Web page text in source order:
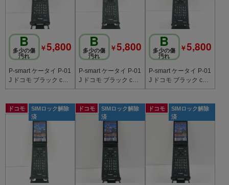
B
多少の傷
汚れ
￥5,800
P-smart ケータイ P-01
J ドコモ ブラック c20
793
B
多少の傷
汚れ
￥5,800
P-smart ケータイ P-01
J ドコモ ブラック c20
791
B
多少の傷
汚れ
￥5,800
P-smart ケータイ P-01
J ドコモ ブラック c20
790
ドコモ
SIMロック解除
済
ドコモ
SIMロック解除
済
ドコモ
SIMロック解除
済